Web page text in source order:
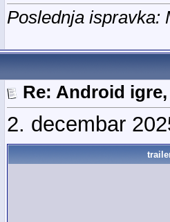
Poslednja ispravka:
Re: Android
2. decembar